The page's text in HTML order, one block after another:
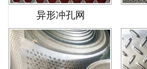
异形冲孔网